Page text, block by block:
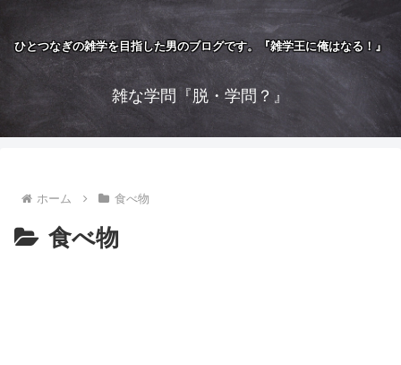
ひとつなぎの雑学を目指した男のブログです。『雑学王に俺はなる！』
雑な学問『脱・学問？』
ホーム 食べ物
食べ物